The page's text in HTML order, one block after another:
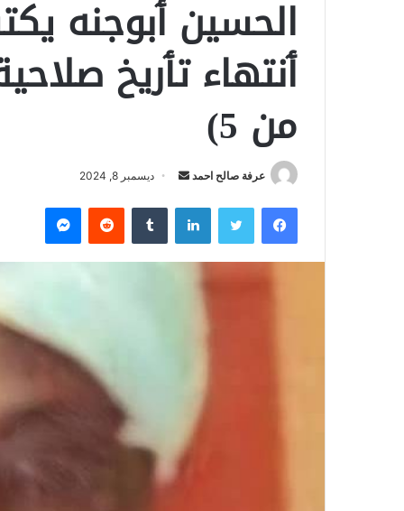
الحسين ٲبوجنه
من 5)
عرفة صالح احمد
ل
ب
ر
و
ديسمبر 8, 2024
فيسبوك لينكدإن